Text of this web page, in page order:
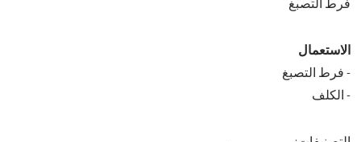
الاستعمال
- فرط التصبغ
- الكلف